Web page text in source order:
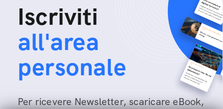
Iscriviti
all'area
personale
Per ricevere Newsletter, scaricare eBook,